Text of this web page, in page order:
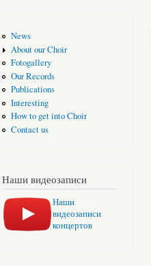
News
About our Choir
Fotogallery
Our Records
Publications
Interesting
How to get into Choir
Contact us
Наши видеозаписи
Наши
видеозаписи
концертов